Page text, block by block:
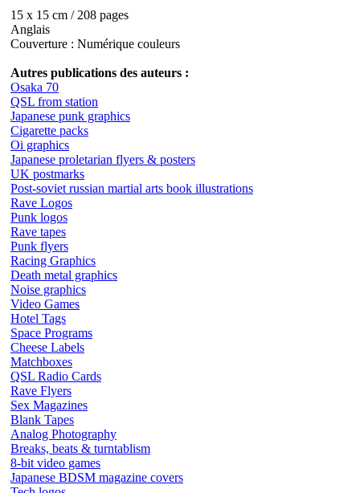
15 x 15 cm / 208 pages
Anglais
Couverture : Numérique couleurs
Autres publications des auteurs :
Osaka 70
QSL from station
Japanese punk graphics
Cigarette packs
Oi graphics
Japanese proletarian flyers & posters
UK postmarks
Post-soviet russian martial arts book illustrations
Rave Logos
Punk logos
Rave tapes
Punk flyers
Racing Graphics
Death metal graphics
Noise graphics
Video Games
Hotel Tags
Space Programs
Cheese Labels
Matchboxes
QSL Radio Cards
Rave Flyers
Sex Magazines
Blank Tapes
Analog Photography
Breaks, beats & turntablism
8-bit video games
Japanese BDSM magazine covers